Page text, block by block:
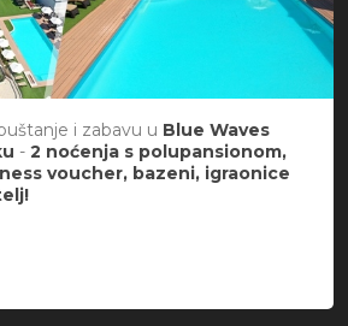
i zabavu u Blue Waves
- 2 noćenja s polupansionom,
voucher, bazeni, igraonice
!